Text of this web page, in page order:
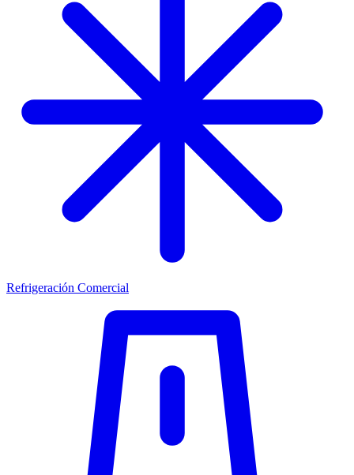
Refrigeración Comercial